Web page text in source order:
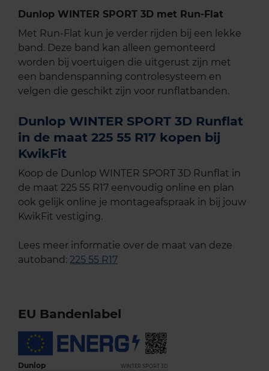
Dunlop WINTER SPORT 3D met Run-Flat
Met Run-Flat kun je verder rijden bij een lekke
band. Deze band kan alleen gemonteerd
worden bij voertuigen die uitgerust zijn met
een bandenspanning controlesysteem en
velgen die geschikt zijn voor runflatbanden.
Dunlop WINTER SPORT 3D Runflat
in de maat 225 55 R17 kopen bij
KwikFit
Koop de Dunlop WINTER SPORT 3D Runflat in
de maat 225 55 R17 eenvoudig online en plan
ook gelijk online je montageafspraak in bij jouw
KwikFit vestiging.
Lees meer informatie over de maat van deze
autoband: 225 55 R17
EU Bandenlabel
Dunlop WINTER SPORT 3D